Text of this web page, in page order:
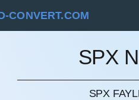
CONVERT.COM
SPX
SPX
BEKOR QILISH